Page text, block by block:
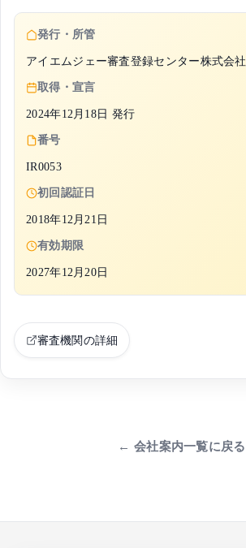
発行・所管
アイエムジェー審査登録センター株式会社
取得・宣言
2024年12月18日 発行
番号
IR0053
初回認証日
2018年12月21日
有効期限
2027年12月20日
審査機関の詳細
← 会社案内一覧に戻る